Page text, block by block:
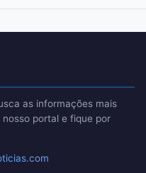
as informações mais
portal e fique por